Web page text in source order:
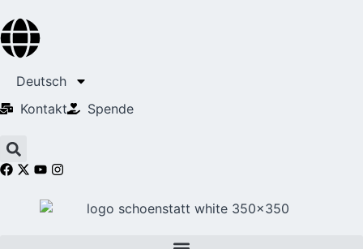
Deutsch
Kontakt
Spende